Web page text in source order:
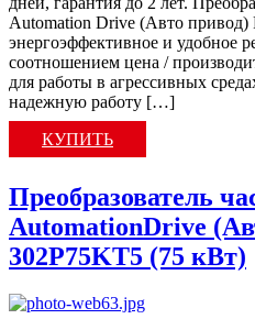
Automation Drive (Авто привод)
энергоэффективное и удобное
соотношением цена /
для работы в агрессивных
надежную работу […]
КУПИТЬ
Преобразователь
AutomationDrive
302P75KT5 (75 кВт)